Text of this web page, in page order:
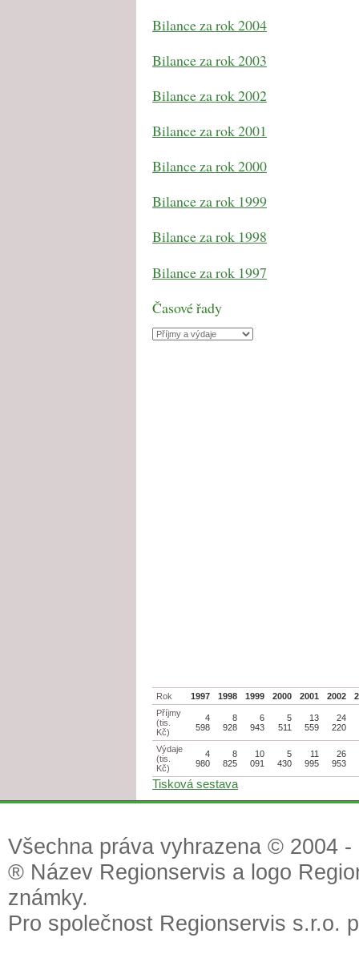
Bilance za rok 2004
Bilance za rok 2003
Bilance za rok 2002
Bilance za rok 2001
Bilance za rok 2000
Bilance za rok 1999
Bilance za rok 1998
Bilance za rok 1997
Časové řady
Rok 1997 1998 1999 2000 2001 2002
Příjmy
(tis.
Kč)
4
598
8
928
6
943
5
511
13
559
24
220
Výdaje
(tis.
Kč)
4
980
8
825
10
091
5
430
11
995
26
953
Tisková sestava
Všechna práva vyhrazena © 2004
® Název Regionservis a logo
známky.
Pro společnost Regionservis s.r.o.